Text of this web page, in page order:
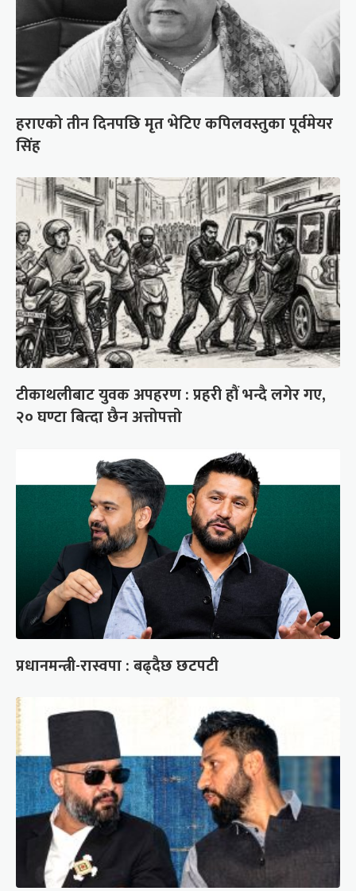
हराएको तीन दिनपछि मृत भेटिए कपिलवस्तुका पूर्वमेयर
सिंह
टीकाथलीबाट युवक अपहरण : प्रहरी हौं भन्दै लगेर गए,
२० घण्टा बित्दा छैन अत्तोपत्तो
प्रधानमन्त्री-रास्वपा : बढ्दैछ छटपटी